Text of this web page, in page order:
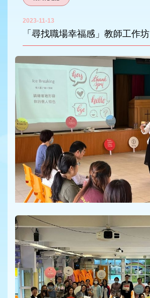
2023-11-13
「尋找職場幸福感」教師工作坊